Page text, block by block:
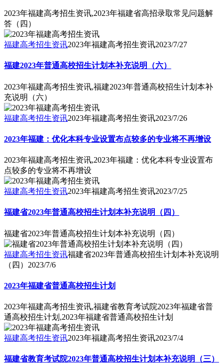
2023年福建高考招生资讯,2023年福建省高招录取常见问题解
答（四）
福建高考招生资讯2023年福建高考招生资讯2023/7/27
福建2023年普通高校招生计划本补充说明（六）
2023年福建高考招生资讯,福建2023年普通高校招生计划本补
充说明（六）
福建高考招生资讯2023年福建高考招生资讯2023/7/26
2023年福建：优化本科专业设置布点较多的专业将不再增设
2023年福建高考招生资讯,2023年福建：优化本科专业设置布
点较多的专业将不再增设
福建高考招生资讯2023年福建高考招生资讯2023/7/25
福建省2023年普通高校招生计划本补充说明（四）
福建省2023年普通高校招生计划本补充说明（四）
福建高考招生资讯福建省2023年普通高校招生计划本补充说明
（四） 2023/7/6
2023年福建省普通高校招生计划
2023年福建高考招生资讯,福建省教育考试院2023年福建省普
通高校招生计划,2023年福建省普通高校招生计划
福建高考招生资讯2023年福建高考招生资讯2023/7/4
福建省教育考试院2023年普通高校招生计划本补充说明（三）